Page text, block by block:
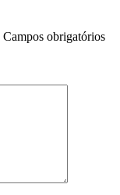
Campos obrigatórios